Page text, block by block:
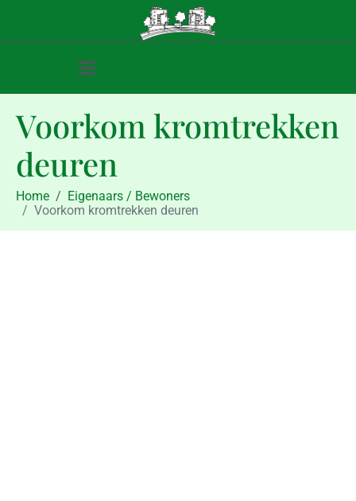
Voorkom kromtrekken
deuren
Home
Eigenaars / Bewoners
Voorkom kromtrekken deuren